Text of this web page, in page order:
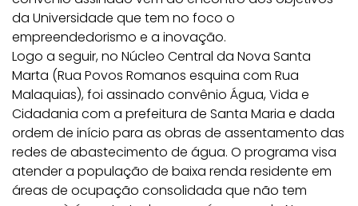
da Universidade que tem no foco o
empreendedorismo e a inovação.
Logo a seguir, no Núcleo Central da Nova Santa
Marta (Rua Povos Romanos esquina com Rua
Malaquias), foi assinado convênio Água, Vida e
Cidadania com a prefeitura de Santa Maria e dada
ordem de início para as obras de assentamento das
redes de abastecimento de água. O programa visa
atender a população de baixa renda residente em
áreas de ocupação consolidada que não tem